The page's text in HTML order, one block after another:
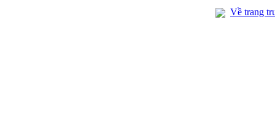
Về trang